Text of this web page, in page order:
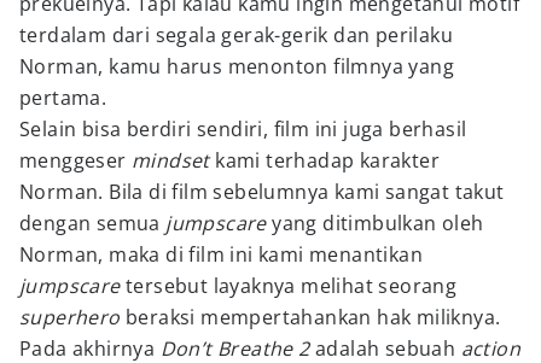
terdalam dari segala gerak-gerik dan perilaku
Norman, kamu harus menonton filmnya yang
pertama.
Selain bisa berdiri sendiri, film ini juga berhasil
menggeser mindsetkami terhadap karakter
Norman. Bila di film sebelumnya kami sangat takut
dengan semua jumpscareyang ditimbulkan oleh
Norman, maka di film ini kami menantikan
jumpscaretersebut layaknya melihat seorang
superhero beraksi mempertahankan hak miliknya.
Pada akhirnya Don’t Breathe 2adalah sebuah action